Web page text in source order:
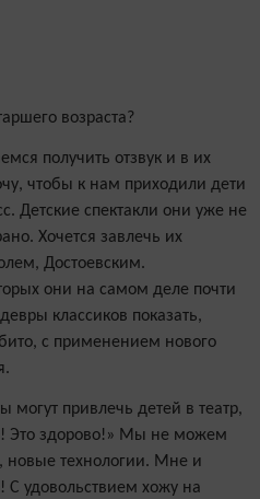
возраста?
получить отзвук и в их
чтобы к нам приходили дети
Детские спектакли они уже не
Хочется завлечь их
Достоевским.
они на самом деле почти
классиков показать,
с применением нового
привлечь детей в театр,
Это здорово!» Мы не можем
новые технологии. Мне и
С удовольствием хожу на